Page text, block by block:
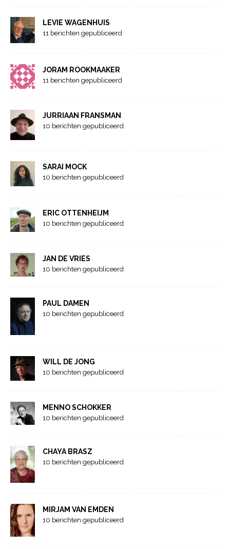
LEVIE WAGENHUIS
11 berichten gepubliceerd
JORAM ROOKMAAKER
11 berichten gepubliceerd
JURRIAAN FRANSMAN
10 berichten gepubliceerd
SARAI MOCK
10 berichten gepubliceerd
ERIC OTTENHEIJM
10 berichten gepubliceerd
JAN DE VRIES
10 berichten gepubliceerd
PAUL DAMEN
10 berichten gepubliceerd
WILL DE JONG
10 berichten gepubliceerd
MENNO SCHOKKER
10 berichten gepubliceerd
CHAYA BRASZ
10 berichten gepubliceerd
MIRJAM VAN EMDEN
10 berichten gepubliceerd